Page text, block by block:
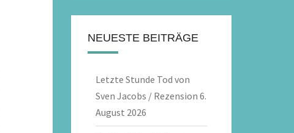
NEUESTE BEITRÄGE
Letzte Stunde Tod von
Sven Jacobs / Rezension 6.
August 2026